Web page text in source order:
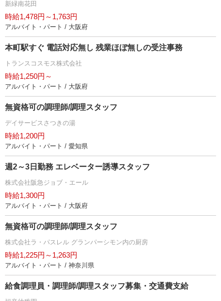
新緑南花田
時給1,478円～1,763円
アルバイト・パート / 大阪府
本町駅すぐ 電話対応無し 残業ほぼ無しの受注事務
トランスコスモス株式会社
時給1,250円～
アルバイト・パート / 大阪府
無資格可の調理師/調理スタッフ
デイサービスさつきの湯
時給1,200円
アルバイト・パート / 愛知県
週2～3日勤務 エレベーター誘導スタッフ
株式会社阪急ジョブ・エール
時給1,300円
アルバイト・パート / 大阪府
無資格可の調理師/調理スタッフ
株式会社ラ・パスレル グランパーシモン内の厨房
時給1,225円～1,263円
アルバイト・パート / 神奈川県
給食調理員・調理師/調理スタッフ募集・交通費支給